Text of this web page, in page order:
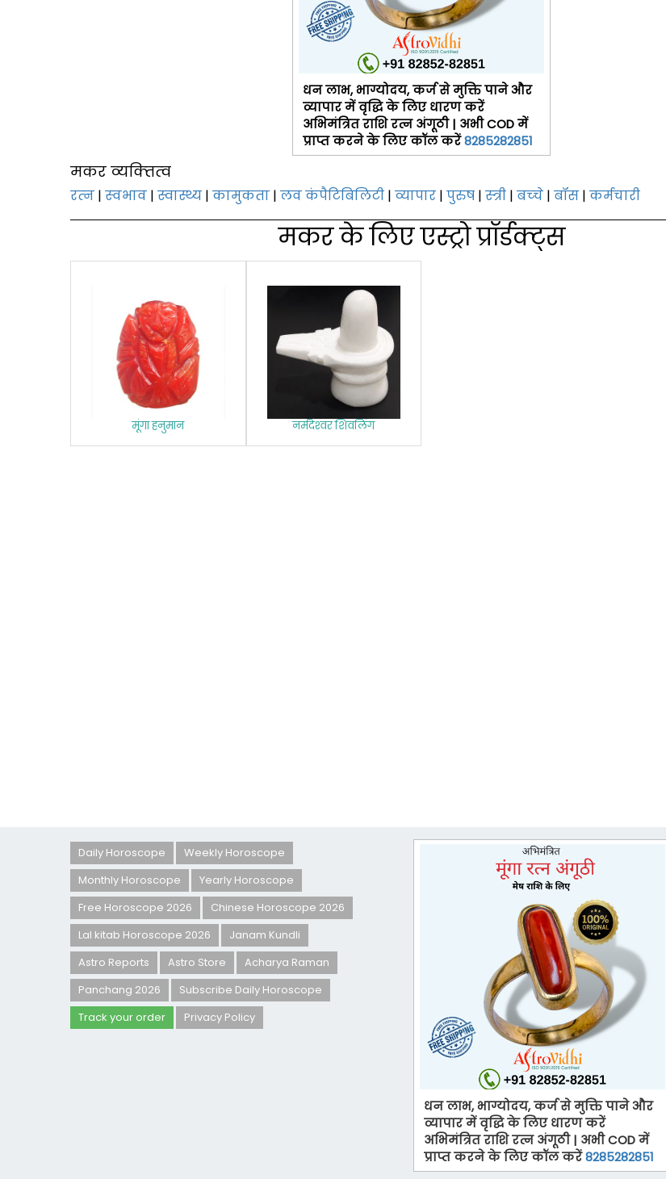
धन लाभ, भाग्योदय, कर्ज से मुक्ति पाने और
व्यापार में वृद्धि के लिए धारण करें
अभिमंत्रित राशि रत्न अंगूठी | अभी COD में
प्राप्त करने के लिए कॉल करें8285282851
मकर व्‍यक्‍तित्‍व
रत्‍न | स्‍वभाव | स्वास्थ्य | कामुकता | लव कंपैटिबिलिटी | व्यापार | पुरुष | स्‍त्री | बच्‍चे | बॉस | कर्मचारी
मकर के लिए एस्‍ट्रो प्रॉर्डक्‍ट्स
मूंगा हनुमान नर्मदेश्‍वर शिवलिंग
Daily Horoscope
Weekly Horoscope
Monthly Horoscope
Yearly Horoscope
Free Horoscope 2026
Chinese Horoscope 2026
Lal kitab Horoscope 2026
Janam Kundli
Astro Reports
Astro Store
Acharya Raman
Panchang 2026
Subscribe Daily Horoscope
Track your order
Privacy Policy
धन लाभ, भाग्योदय, कर्ज से मुक्ति पाने और
व्यापार में वृद्धि के लिए धारण करें
अभिमंत्रित राशि रत्न अंगूठी | अभी COD में
प्राप्त करने के लिए कॉल करें8285282851